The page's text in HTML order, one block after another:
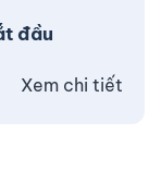
đầu
Xem chi tiết